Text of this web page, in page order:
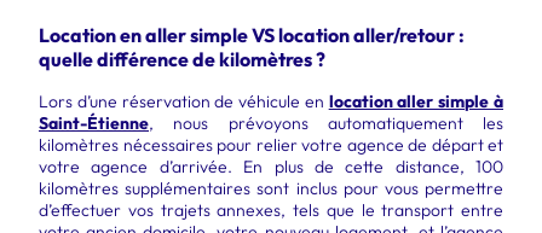
Location en aller simple VS location aller/retour :
quelle différence de kilomètres ?
Lors d’une réservation de véhicule en location aller simple à
Saint-Étienne, nous prévoyons automatiquement les
kilomètres nécessaires pour relier votre agence de départ et
votre agence d’arrivée. En plus de cette distance, 100
kilomètres supplémentaires sont inclus pour vous permettre
d’effectuer vos trajets annexes, tels que le transport entre